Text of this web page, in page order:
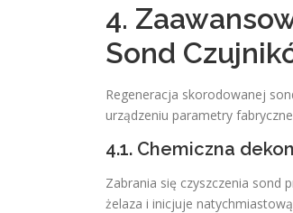
4.
Sond
Regeneracja skorodowanej
urządzeniu parametry
4.1. Chemiczna
Zabrania się czyszczenia sond
żelaza i inicjuje